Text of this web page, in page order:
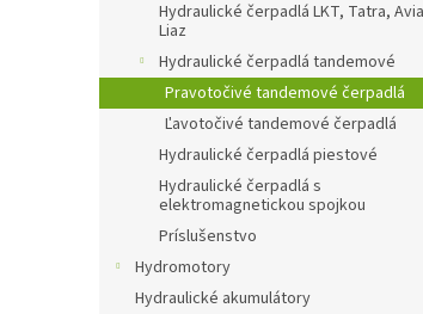
Hydraulické čerpadlá LKT, Tatra,
Liaz
Hydraulické čerpadlá tandemové
Pravotočivé tandemové čerpadlá
Ľavotočivé tandemové čerpadlá
Hydraulické čerpadlá piestové
Hydraulické čerpadlá s
elektromagnetickou spojkou
Príslušenstvo
Hydromotory
Hydraulické akumulátory